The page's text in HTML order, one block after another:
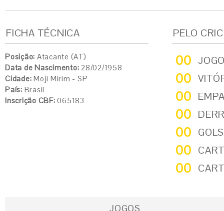
FICHA TÉCNICA
Posição: Atacante (AT)
Data de Nascimento: 28/02/1958
Cidade: Moji Mirim - SP
País: Brasil
Inscrição CBF: 065183
PELO
00
00
00
00
00
00
00
JOGOS